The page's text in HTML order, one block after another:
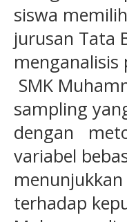
siswa
jurusan Tata
menganalisis
SMK
sampling
dengan
variabel
terhadap